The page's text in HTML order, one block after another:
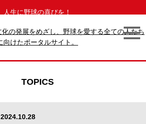
人生に野球の喜びを！
TOPICS
2024.10.28